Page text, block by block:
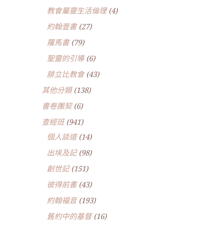
教會屬靈生活倫理(4)
約翰壹書(27)
羅馬書(79)
聖靈的引導(6)
腓立比教會(43)
其他分類(138)
書卷團契(6)
查經班(941)
個人談道(14)
出埃及記(98)
創世記(151)
彼得前書(43)
約翰福音(193)
舊約中的基督(16)